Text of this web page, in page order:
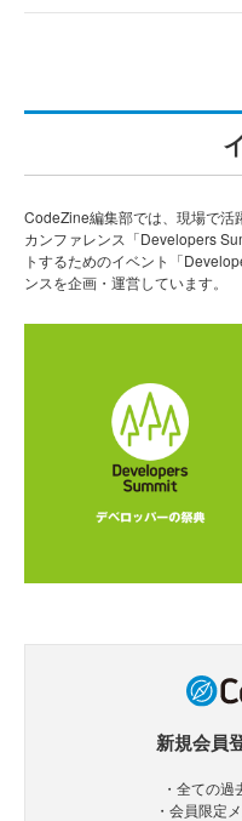
CodeZine編集部では、現場で活
カンファレンス「Developers
トするためのイベント「
ンスを企画・運営しています。
新規会員
・全ての
・会員限定